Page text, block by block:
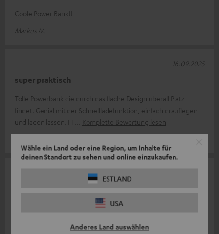
Wähle ein Land oder eine Region, um Inhalte für
deinen Standort zu sehen und online einzukaufen.
ESTLAND
USA
Anderes Land auswählen
Coole Power Bank!!
Markus M.
super praktisch
Tolle Powerbank die durch das flache Design überall Platz
findet. Genial mit der Schnellladefunktion, einfach drauflegen
und laden lassen. H
Komplette Bewertung lesen
16.09.2025